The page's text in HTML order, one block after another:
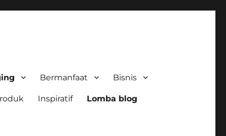
Bermanfaat Bisnis
Inspiratif Lomba blog